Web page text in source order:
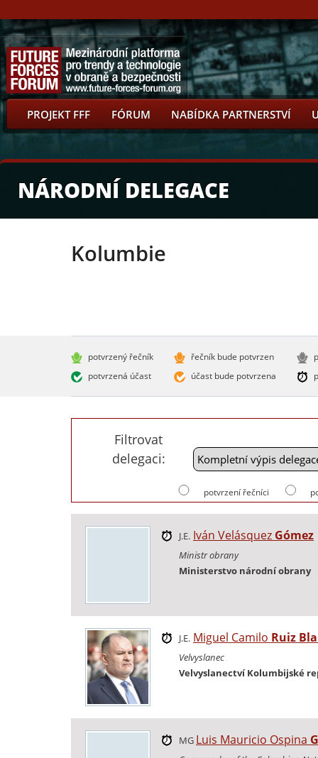
PROJEKT FFF FÓRUM NABÍDKA PARTNERSTVÍ
NÁRODNÍ DELEGACE
Kolumbie
potvrzený řečník
potvrzená účast
řečník bude potvrzen
účast bude potvrzena
Filtrovat
delegaci:
potvrzení řečníci
J.E. Iván Velásquez Gómez
Ministr obrany
Ministerstvo národní obrany
J.E. Miguel Camilo Ruiz
Velvyslanec
Velvyslanectví Kolumbijské
MG Luis Mauricio Ospina